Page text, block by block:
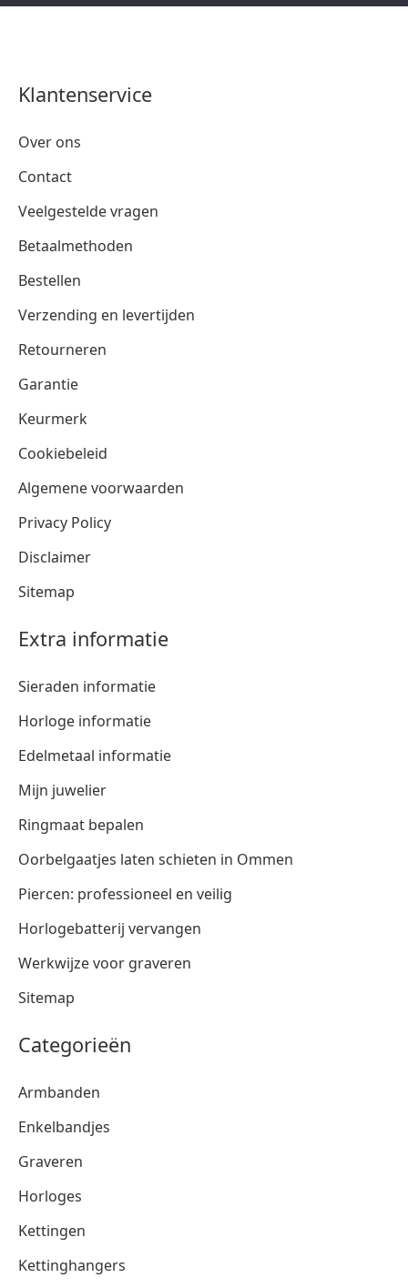
Klantenservice
Over ons
Contact
Veelgestelde vragen
Betaalmethoden
Bestellen
Verzending en levertijden
Retourneren
Garantie
Keurmerk
Cookiebeleid
Algemene voorwaarden
Privacy Policy
Disclaimer
Sitemap
Extra informatie
Sieraden informatie
Horloge informatie
Edelmetaal informatie
Mijn juwelier
Ringmaat bepalen
Oorbelgaatjes laten schieten in Ommen
Piercen: professioneel en veilig
Horlogebatterij vervangen
Werkwijze voor graveren
Sitemap
Categorieën
Armbanden
Enkelbandjes
Graveren
Horloges
Kettingen
Kettinghangers